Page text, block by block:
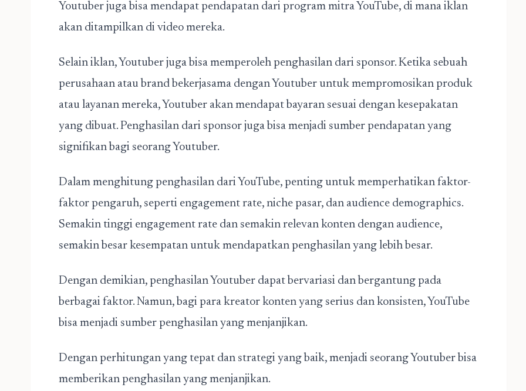
Youtuber juga bisa mendapat pendapatan dari program mitra YouTube, di mana iklan
akan ditampilkan di video mereka.
Selain iklan, Youtuber juga bisa memperoleh penghasilan dari sponsor. Ketika sebuah
perusahaan atau brand bekerjasama dengan Youtuber untuk mempromosikan produk
atau layanan mereka, Youtuber akan mendapat bayaran sesuai dengan kesepakatan
yang dibuat. Penghasilan dari sponsor juga bisa menjadi sumber pendapatan yang
signifikan bagi seorang Youtuber.
Dalam menghitung penghasilan dari YouTube, penting untuk memperhatikan faktor-
faktor pengaruh, seperti engagement rate, niche pasar, dan audience demographics.
Semakin tinggi engagement rate dan semakin relevan konten dengan audience,
semakin besar kesempatan untuk mendapatkan penghasilan yang lebih besar.
Dengan demikian, penghasilan Youtuber dapat bervariasi dan bergantung pada
berbagai faktor. Namun, bagi para kreator konten yang serius dan konsisten, YouTube
bisa menjadi sumber penghasilan yang menjanjikan.
Dengan perhitungan yang tepat dan strategi yang baik, menjadi seorang Youtuber bisa
memberikan penghasilan yang menjanjikan.